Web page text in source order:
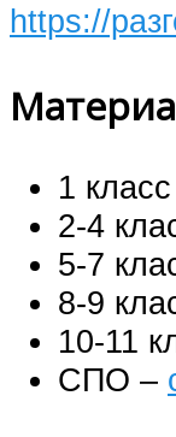
https://
1
2-4
5-7
8-9
10-11
СПО –